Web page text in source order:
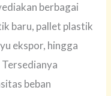
berbagai
baru, pallet plastik
ekspor, hingga
beban